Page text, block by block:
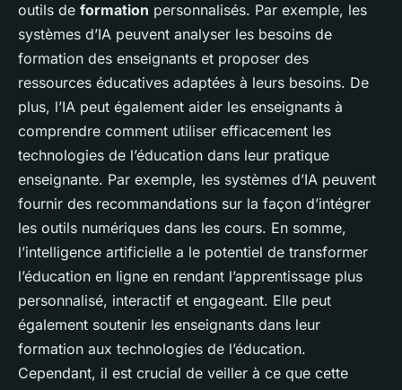
outils de formation personnalisés. Par exemple, les
systèmes d’IA peuvent analyser les besoins de
formation des enseignants et proposer des
ressources éducatives adaptées à leurs besoins. De
plus, l’IA peut également aider les enseignants à
comprendre comment utiliser efficacement les
technologies de l’éducation dans leur pratique
enseignante. Par exemple, les systèmes d’IA peuvent
fournir des recommandations sur la façon d’intégrer
les outils numériques dans les cours. En somme,
l’intelligence artificielle a le potentiel de transformer
l’éducation en ligne en rendant l’apprentissage plus
personnalisé, interactif et engageant. Elle peut
également soutenir les enseignants dans leur
formation aux technologies de l’éducation.
Cependant, il est crucial de veiller à ce que cette